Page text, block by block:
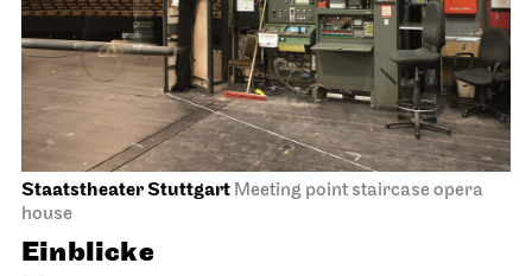
Staatstheater Stuttgart Meeting point staircase opera
house
Einblicke